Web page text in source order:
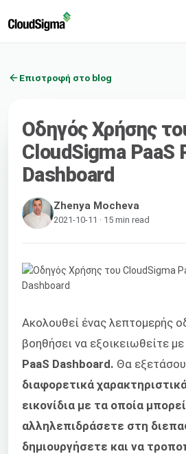
Επιστροφή στο blog
Οδηγός Χρήσης
CloudSigma PaaS
Dashboard
Zhenya Mocheva
2021-10-11 · 15 min read
Ακολουθεί ένας λεπτομερής
βοηθήσει να εξοικειωθείτε με
PaaS Dashboard. Θα
διαφορετικά
εικονίδια με τα οποία
αλληλεπιδράσετε στη
δημιουργήσετε και να